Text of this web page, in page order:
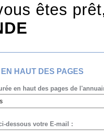
êtes
HAUT DES PAGES
en haut des pages de
dessous votre E-mail :